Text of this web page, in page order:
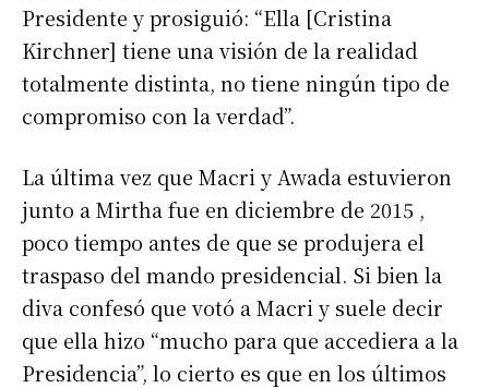
Presidente y prosiguió: “Ella [Cristina
Kirchner] tiene una visión de la realidad
totalmente distinta, no tiene ningún tipo de
compromiso con la verdad”.
La última vez que Macri y Awada estuvieron
junto a Mirtha fue en diciembre de 2015 ,
poco tiempo antes de que se produjera el
traspaso del mando presidencial. Si bien la
diva confesó que votó a Macri y suele decir
que ella hizo “mucho para que accediera a la
Presidencia”, lo cierto es que en los últimos